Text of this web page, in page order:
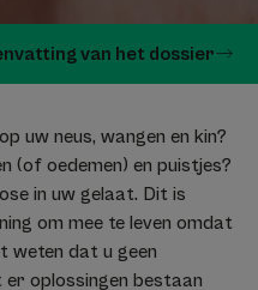
van het dossier
uw neus, wangen en kin?
(of oedemen) en puistjes?
in uw gelaat. Dit is
om mee te leven omdat
weten dat u geen
oplossingen bestaan